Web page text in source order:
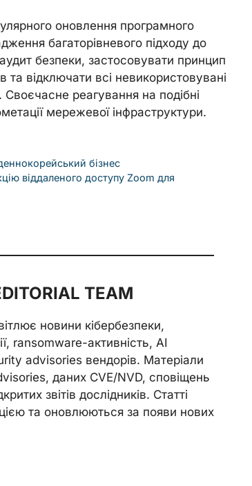
оновлення програмного
багаторівневого підходу до
безпеки, застосовувати принцип
відключати всі невикористовувані
Своєчасне реагування на подібні
мережевої інфраструктури.
бізнес
віддаленого доступу Zoom для
TEAM
новини кібербезпеки,
ransomware-активність, AI
advisories вендорів. Матеріали
даних CVE/NVD, сповіщень
звітів дослідників. Статті
та оновлюються за появи нових